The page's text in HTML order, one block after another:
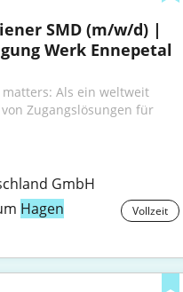
SMD (m/w/d) |
Werk Ennepetal
Als ein weltweit
Zugangslösungen für
GmbH
Hagen Vollzeit